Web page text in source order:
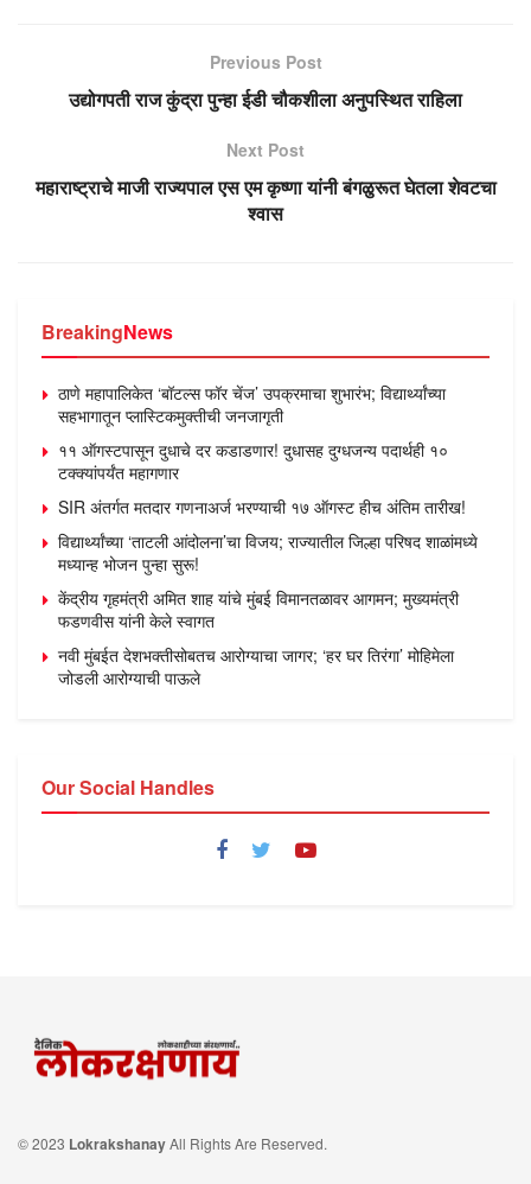
Previous Post
उद्योगपती राज कुंद्रा पुन्हा ईडी चौकशीला अनुपस्थित राहिला
Next Post
महाराष्ट्राचे माजी राज्यपाल एस एम कृष्णा यांनी बंगळुरूत घेतला शेवटचा
श्वास
BreakingNews
ठाणे महापालिकेत ‘बॉटल्स फॉर चेंज’ उपक्रमाचा शुभारंभ; विद्यार्थ्यांच्या
सहभागातून प्लास्टिकमुक्तीची जनजागृती
११ ऑगस्टपासून दुधाचे दर कडाडणार! दुधासह दुग्धजन्य पदार्थही १०
टक्क्यांपर्यंत महागणार
SIR अंतर्गत मतदार गणनाअर्ज भरण्याची १७ ऑगस्ट हीच अंतिम तारीख!
विद्यार्थ्यांच्या ‘ताटली आंदोलना’चा विजय; राज्यातील जिल्हा परिषद शाळांमध्ये
मध्यान्ह भोजन पुन्हा सुरू!
केंद्रीय गृहमंत्री अमित शाह यांचे मुंबई विमानतळावर आगमन; मुख्यमंत्री
फडणवीस यांनी केले स्वागत
नवी मुंबईत देशभक्तीसोबतच आरोग्याचा जागर; ‘हर घर तिरंगा’ मोहिमेला
जोडली आरोग्याची पाऊले
Our Social Handles
© 2023 LokrakshanayAll Rights Are Reserved.